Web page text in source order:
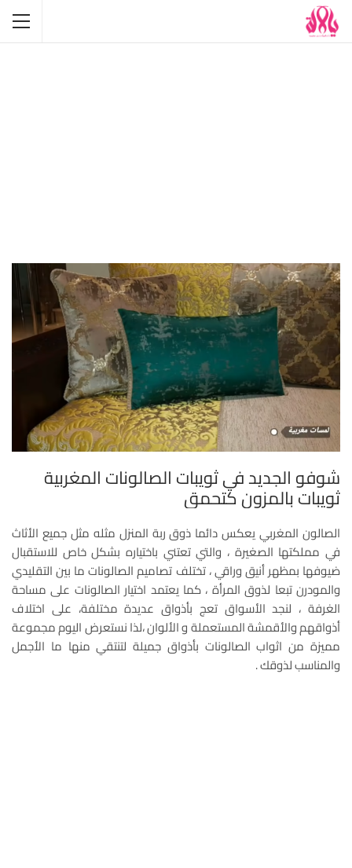
شوفو الجديد في ثويبات الصالونات المغربية
ثويبات بالمزون كتحمق
الصالون المغربي يعكس دائما ذوق ربة المنزل مثله مثل جميع الأثاث
في مملكتها الصغيرة ، والتي تعتني باختياره بشكل خاص للاستقبال
ضيوفها بمظهر أنيق وراقي ، تختلف تصاميم الصالونات ما بين التقليدي
والمودرن تبعا لذوق المرأة ، كما يعتمد اختيار الصالونات على مساحة
الغرفة ، لنجد الأسواق تعج بأذواق عديدة مختلفة، على اختلاف
أذواقهم والأقمشة المستعملة و الألوان ،لذا نستعرض اليوم مجموعة
مميزة من اثواب الصالونات بأذواق جميلة لتنتقي منها ما الأجمل
والمناسب لذوقك .